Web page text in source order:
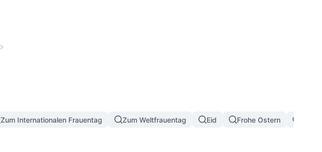
Zum Internationalen Frauentag Zum Weltfrauentag Eid Frohe Ostern